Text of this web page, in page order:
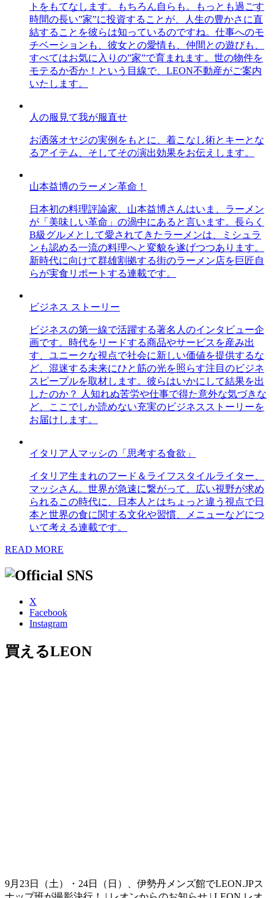
トをもてなします。もちろん自らも。もっとも過ごす
時間の長い”家”に投資することが、人生の豊かさに直
結することを彼らは知っているのですね。仕事へのモ
チベーションも、彼女との愛情も、仲間との遊びも、
すべてはお気に入りの”家”で育まれます。世の物件を
モテるか否か！という目線で、LEON不動産がご案内
いたします。
人の服見て我が服直せ
お洒落オヤジの実例をもとに、着こなし術とキーとな
るアイテム、そしてその演出効果をお伝えします。
山本益博のラーメン革命！
日本初の料理評論家、山本益博さんはいま、ラーメン
が「美味しい革命」の渦中にあると言います。長らく
B級グルメとして愛されてきたラーメンは、ミシュラ
ンも認める一流の料理へと変貌を遂げつつあります。
新時代に向けて群雄割拠する街のラーメン店を巨匠自
らが実食リポートする連載です。
ビジネス ストーリー
ビジネスの第一線で活躍する著名人のインタビュー企
画です。時代をリードする商品やサービスを産み出
す、ユニークな視点で社会に新しい価値を提供するな
ど、混迷する未来にひと筋の光を照らす注目のビジネ
スピープルを取材します。彼らはいかにして結果を出
したのか？ 人知れぬ苦労や仕事で得た意外な気づきな
ど、ここでしか読めない充実のビジネスストーリーを
お届けします。
イタリア人マッシの「思考する食欲」
イタリア生まれのフード＆ライフスタイルライター、
マッシさん。世界が急速に繋がって、広い視野が求め
られるこの時代に、日本人とはちょっと違う視点で日
本と世界の食に関する文化や習慣、メニューなどにつ
いて考える連載です。
READ MORE
X
Facebook
Instagram
買えるLEON
9月23日（土）・24日（日）、伊勢丹メンズ館でLEON.JPス